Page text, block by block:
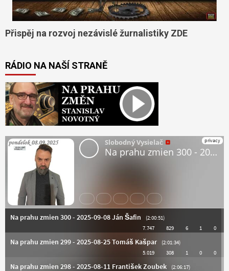
Přispěj na rozvoj nezávislé žurnalistiky ZDE
RÁDIO NA NAŠÍ STRANĚ